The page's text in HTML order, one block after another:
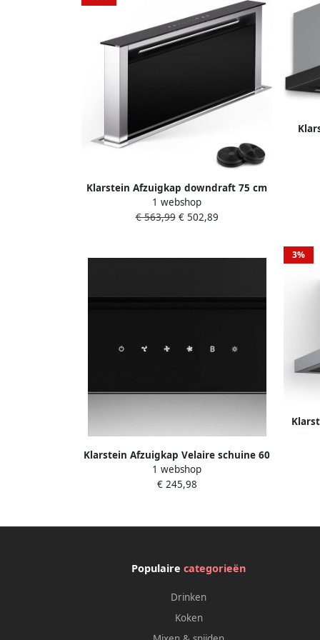
Keuken Dampkap
Klarstein Afzuigkap downdraft 75 cm
intrekbare afzuigkap afvoer circulatie
voor de keuken rustige circulatiekap
1 webshop
€ 563,99€ 502,89
Klarstein Afzuigkap Velaire schuine 60
cm 820 m³ u boost A++ energieklasse
touchbediening ledverlichting stil
zwart voor Keuken Afzuiging Dampkap
1 webshop
€ 245,98
3%
Populairecategorieën
Drinken
Koken